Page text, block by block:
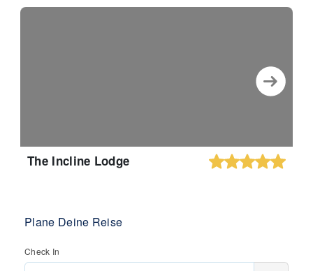
The Incline Lodge
Plane Deine Reise
Check In